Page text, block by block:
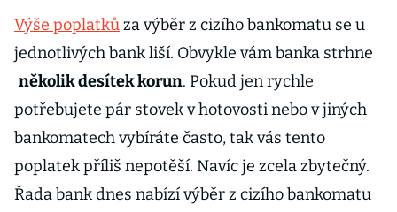
Výše poplatkůza výběr z cizího bankomatu se u
jednotlivých bank liší. Obvykle vám banka strhne
několik desítek korun. Pokud jen rychle
potřebujete pár stovek v hotovosti nebo v jiných
bankomatech vybíráte často, tak vás tento
poplatek příliš nepotěší. Navíc je zcela zbytečný.
Řada bank dnes nabízí výběr z cizího bankomatu